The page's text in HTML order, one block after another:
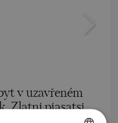
v uzavřeném
Zlatni pjasatsi